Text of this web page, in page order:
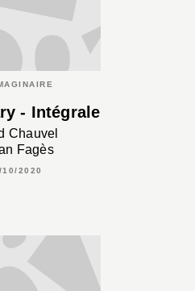
- Intégrale
Chauvel
Fagès
10/2020